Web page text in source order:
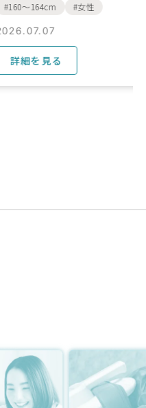
160〜164cm